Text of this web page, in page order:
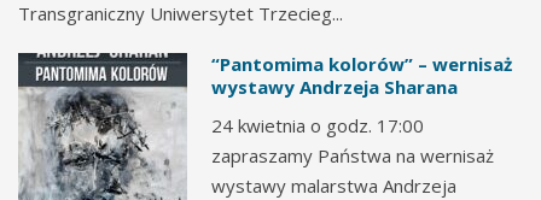
Transgraniczny Uniwersytet Trzecieg...
“Pantomima kolorów” – wernisaż
wystawy Andrzeja Sharana
24 kwietnia o godz. 17:00
zapraszamy Państwa na wernisaż
wystawy malarstwa Andrzeja